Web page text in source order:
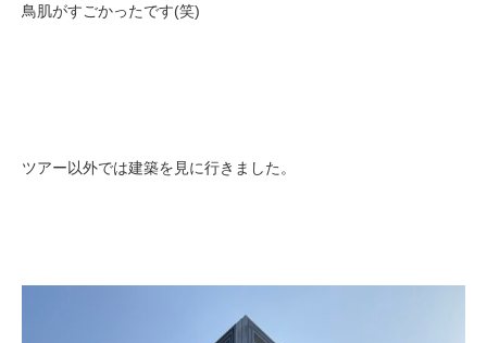
鳥肌がすごかったです(笑)
ツアー以外では建築を見に行きました。